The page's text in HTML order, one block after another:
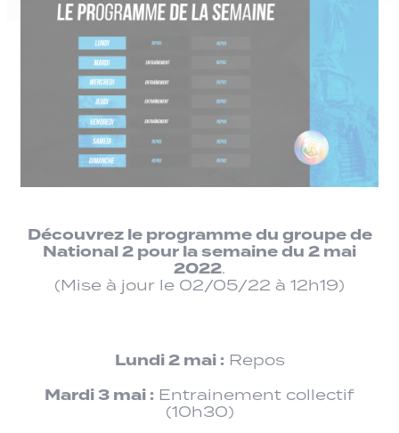
Découvrez le programme du groupe de
National 2 pour la semaine du 2 mai
2022.
(Mise à jour le 02/05/22 à 12h19)
Lundi 2 mai :Repos
Mardi 3 mai : Entrainement collectif
(10h30)